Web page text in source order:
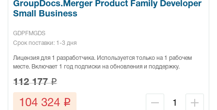
GroupDocs.Merger Product Family Developer
Small Business
GDPFMGDS
Срок поставки: 1-3 дня
Лицензия для 1 разработчика. Используется только на 1 рабочем
месте. Включает 1 год подписки на обновления и поддержку.
112 177q
104 324 q